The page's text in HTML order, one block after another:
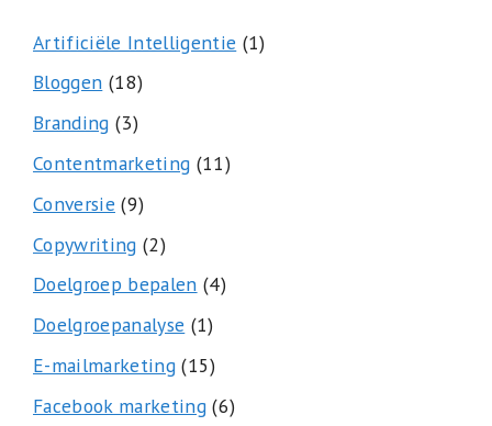
Artificiële Intelligentie (1)
Bloggen (18)
Branding (3)
Contentmarketing (11)
Conversie (9)
Copywriting (2)
Doelgroep bepalen (4)
Doelgroepanalyse (1)
E-mailmarketing(15)
Facebook marketing(6)